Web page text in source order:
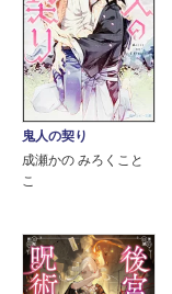
鬼人の契り
成瀬かの みろくこと
こ